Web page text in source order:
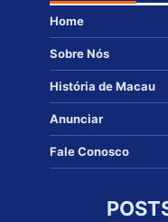
Home
Sobre Nós
História de Macau
Anunciar
Fale Conosco